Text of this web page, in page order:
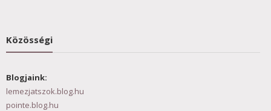
Közösségi
Blogjaink:
lemezjatszok.blog.hu
pointe.blog.hu